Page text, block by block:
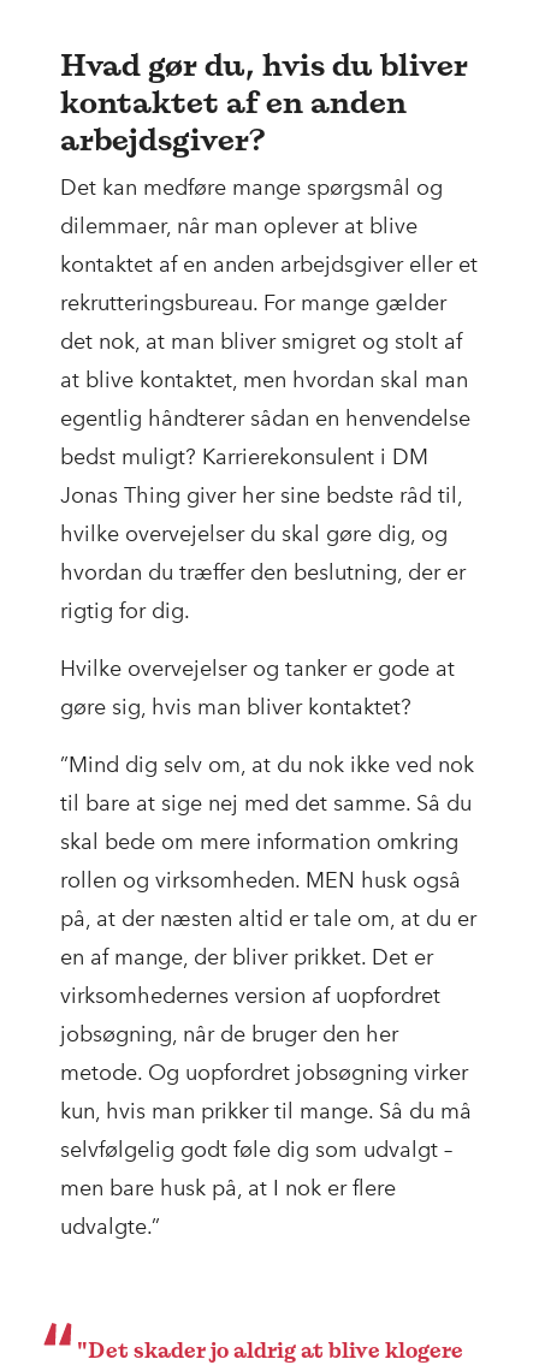
Hvad gør du, hvis du bliver
kontaktet af en anden
arbejdsgiver?
Det kan medføre mange spørgsmål og
dilemmaer, når man oplever at blive
kontaktet af en anden arbejdsgiver eller et
rekrutteringsbureau. For mange gælder
det nok, at man bliver smigret og stolt af
at blive kontaktet, men hvordan skal man
egentlig håndterer sådan en henvendelse
bedst muligt? Karrierekonsulent i DM
Jonas Thing giver her sine bedste råd til,
hvilke overvejelser du skal gøre dig, og
hvordan du træffer den beslutning, der er
rigtig for dig.
Hvilke overvejelser og tanker er gode at
gøre sig, hvis man bliver kontaktet?
”Mind dig selv om, at du nok ikke ved nok
til bare at sige nej med det samme. Så du
skal bede om mere information omkring
rollen og virksomheden. MEN husk også
på, at der næsten altid er tale om, at du er
en af mange, der bliver prikket. Det er
virksomhedernes version af uopfordret
jobsøgning, når de bruger den her
metode. Og uopfordret jobsøgning virker
kun, hvis man prikker til mange. Så du må
selvfølgelig godt føle dig som udvalgt –
men bare husk på, at I nok er flere
udvalgte.”
"Det skader jo aldrig at blive klogere